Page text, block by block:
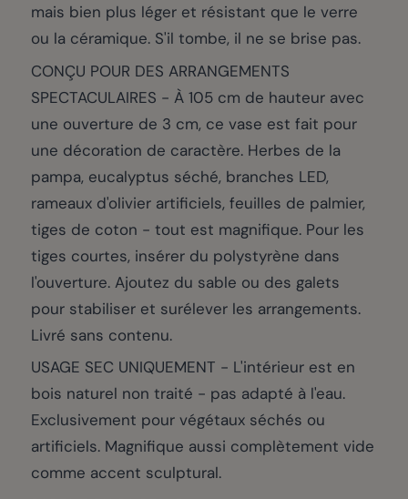
mais bien plus léger et résistant que le verre
ou la céramique. S'il tombe, il ne se brise pas.
CONÇU POUR DES ARRANGEMENTS
SPECTACULAIRES - À 105 cm de hauteur avec
une ouverture de 3 cm, ce vase est fait pour
une décoration de caractère. Herbes de la
pampa, eucalyptus séché, branches LED,
rameaux d'olivier artificiels, feuilles de palmier,
tiges de coton - tout est magnifique. Pour les
tiges courtes, insérer du polystyrène dans
l'ouverture. Ajoutez du sable ou des galets
pour stabiliser et surélever les arrangements.
Livré sans contenu.
USAGE SEC UNIQUEMENT - L'intérieur est en
bois naturel non traité - pas adapté à l'eau.
Exclusivement pour végétaux séchés ou
artificiels. Magnifique aussi complètement vide
comme accent sculptural.